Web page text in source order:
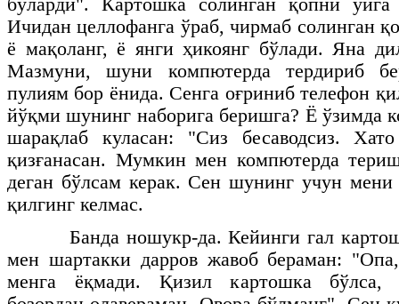
бўларди". Картошка солинган қопни
Ичидан целлофанга ўраб, чирмаб солинган
ё мақоланг, ё янги ҳикоянг бўлади. Яна
Мазмуни, шуни компютерда тердириб
пулиям бор ёнида. Сенга оғриниб телефон
йўқми шунинг наборига беришга? Ё ўзимда
шарақлаб куласан: "Сиз бесаводсиз.
қизғанасан. Мумкин мен компютерда
деган бўлсам керак. Сен шунинг учун
қилгинг келмас.
Банда ношукр-да. Кейинги гал
мен шартакки дарров жавоб бераман:
менга ёқмади. Қизил картошка бўлса,